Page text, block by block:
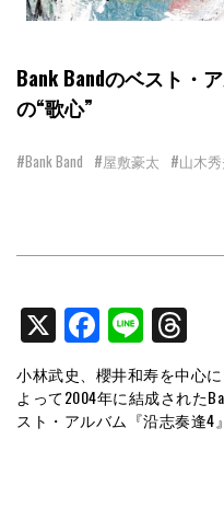
Bank Bandのベスト・
の“歌心”
#Bank Band #屋敷豪太 #山木
X Facebook
Line
小林武史、櫻井和寿を中心
よって2004年に結成された
スト・アルバム『沿志奏逢4